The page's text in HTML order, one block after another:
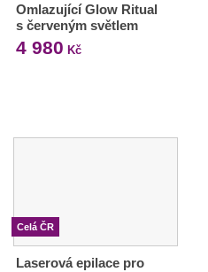
Omlazující Glow Ritual
s červeným světlem
4 980 Kč
Celá ČR
Laserová epilace pro